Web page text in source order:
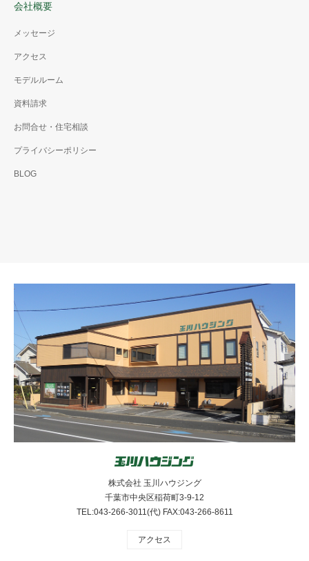
会社概要
メッセージ
アクセス
モデルルーム
資料請求
お問合せ・住宅相談
プライバシーポリシー
BLOG
株式会社 玉川ハウジング
千葉市中央区稲荷町3-9-12
TEL:043-266-3011(代) FAX:043-266-8611
アクセス